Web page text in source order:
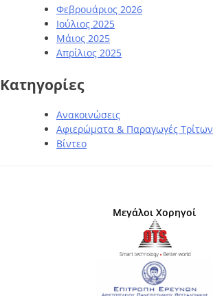
Φεβρουάριος 2026
Ιούλιος 2025
Μάιος 2025
Απρίλιος 2025
Kατηγορίες
Ανακοινώσεις
Αφιερώματα & Παραγωγές Τρίτων
Βίντεο
Μεγάλοι Χορηγοί